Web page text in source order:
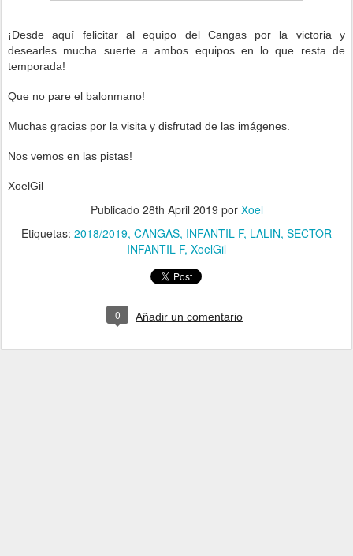
¡Desde aquí felicitar al equipo del Cangas por la victoria y
desearles mucha suerte a ambos equipos en lo que resta de
temporada!
Que no pare el balonmano!
Muchas gracias por la visita y disfrutad de las imágenes.
Nos vemos en las pistas!
XoelGil
Publicado 28th April 2019 por Xoel
Etiquetas: 2018/2019 CANGAS INFANTIL F LALIN SECTOR
INFANTIL F XoelGil
0 Añadir un comentario